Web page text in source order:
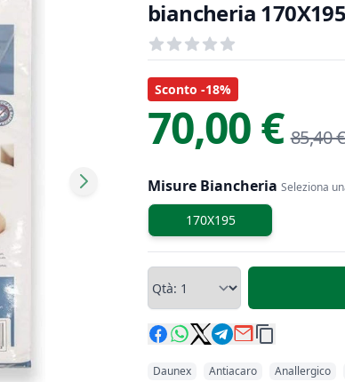
biancheria 170X195
Recensioni
out of 5 stars
Informazioni Prodotto
Descrizione riassuntiva
Sconto -18%
70,00 € 85,40 €
Misure Biancheria Seleziona
misure biancheria
170X195
Qtà, Coprimaterasso
Daunex Antiacaro Anallergico